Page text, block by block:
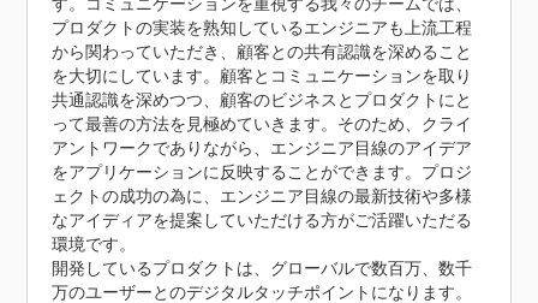
プロダクトの実装を熟知しているエンジニアも上流工程
から関わっていただき、顧客との共有認識を深めること
を大切にしています。顧客とコミュニケーションを取り
共通認識を深めつつ、顧客のビジネスとプロダクトにと
って最善の方法を見極めていきます。そのため、クライ
アントワークでありながら、エンジニア目線のアイデア
をアプリケーションに反映することができます。プロジ
ェクトの成功の為に、エンジニア目線の最新技術や多様
なアイディアを提案していただける方がご活躍いただる
環境です。
開発しているプロダクトは、グローバルで数百万、数千
万のユーザーとのデジタルタッチポイントになります。